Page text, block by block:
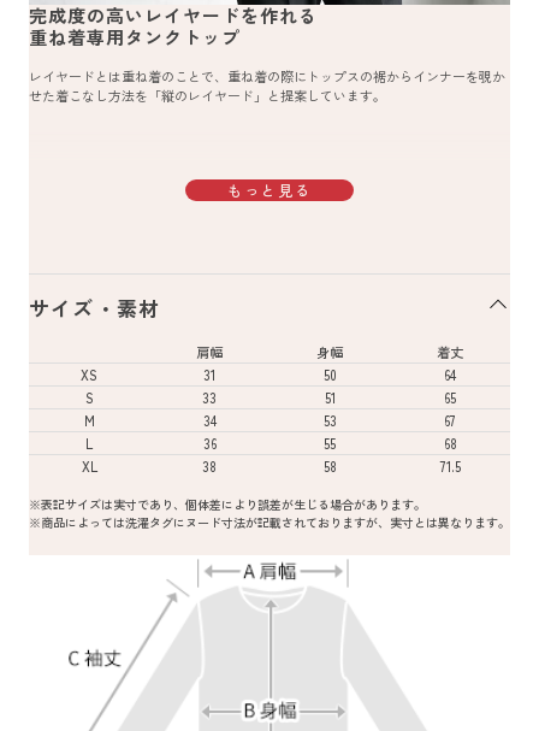
完成度の高いレイヤードを作れる
重ね着専用タンクトップ
レイヤードとは重ね着のことで、重ね着の際にトップスの裾からインナーを覗か
せた着こなし方法を「縦のレイヤード」と提案しています。
もっと見る
サイズ・素材
肩幅 身幅
着丈
XS
31 50
64
S
33 51
65
M
34 53
67
L
36 55
68
XL
38 58 71.5
※表記サイズは実寸であり、個体差により誤差が生じる場合があります。
※商品によっては洗濯タグにヌード寸法が記載されておりますが、実寸とは異なります。